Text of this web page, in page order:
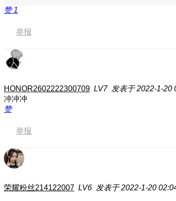
赞1
举报
HONOR2602222300709 LV7 发表于 2022-1-20
冲冲冲
赞
举报
荣耀粉丝214122007 LV6 发表于 2022-1-20